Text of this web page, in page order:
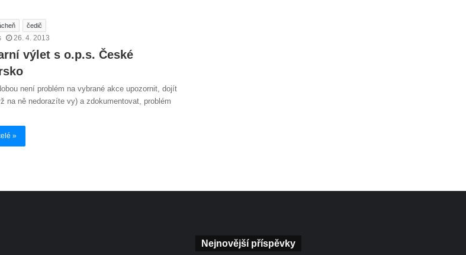
čedič
26. 4. 2013
výlet s o.p.s. České
není problém na vybrané akce upozornit, dojít
na ně nedorazíte vy) a zdokumentovat, problém
»
Nejnovější příspěvky